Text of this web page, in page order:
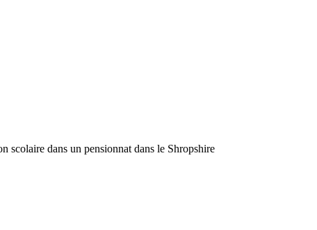
scolaire dans un pensionnat dans le Shropshire